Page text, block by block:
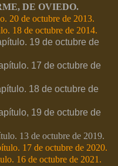
DE OVIEDO.
20 de octubre de 2013.
18 de octubre de 2014.
19 de octubre de
17 de octubre de
18 de octubre de
19 de octubre de
13 de octubre de 2019.
17 de octubre de 2020.
16 de octubre de 2021.